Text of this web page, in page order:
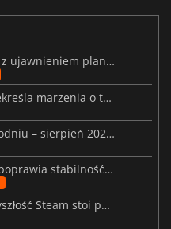
MARVEL Tōkon debiutuje wraz z ujawnieniem planu rozwoju na pierwszy rok
Wyciek ceny Steam Frame przekreśla marzenia o tanim zestawie VR
Premiery gier wideo w tym tygodniu – sierpień 2026 r. (32. tydzień)
Nowa aktualizacja w Palworld poprawia stabilność Sunreach i walk z bossami
Projekt Helix znów w grze, przyszłość Steam stoi pod znakiem zapytania